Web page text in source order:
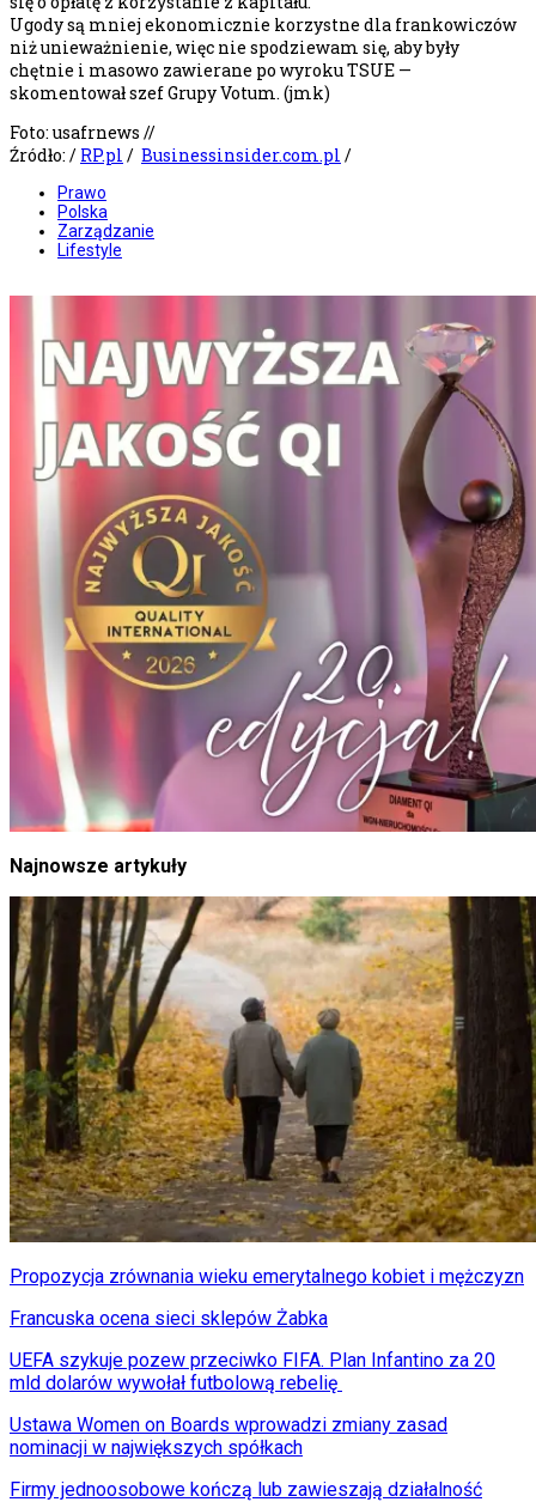
Ugody są mniej ekonomicznie korzystne dla frankowiczów
niż unieważnienie, więc nie spodziewam się, aby były
chętnie i masowo zawierane po wyroku TSUE —
skomentował szef Grupy Votum. (jmk)
Foto: usafrnews //
Źródło: / RP.pl / Businessinsider.com.pl /
Prawo
Polska
Zarządzanie
Lifestyle
Najnowsze artykuły
Propozycja zrównania wieku emerytalnego kobiet i mężczyzn
Francuska ocena sieci sklepów Żabka
UEFA szykuje pozew przeciwko FIFA. Plan Infantino za 20
mld dolarów wywołał futbolową rebelię
Ustawa Women on Boards wprowadzi zmiany zasad
nominacji w największych spółkach
Firmy jednoosobowe kończą lub zawieszają działalność